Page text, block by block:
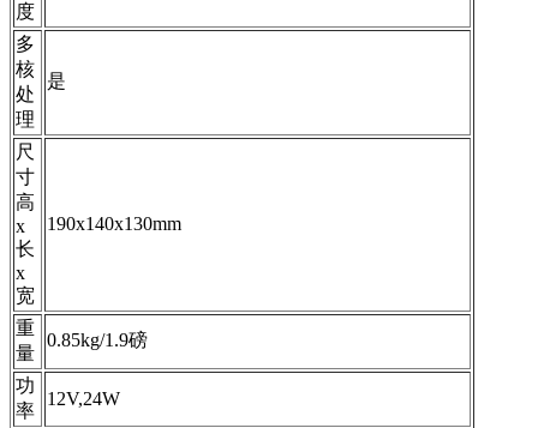
度
多
核
处
理
是
尺
寸
高
x
长
x
宽
190x140x130mm
重
量
0.85kg/1.9磅
功
率
12V,24W